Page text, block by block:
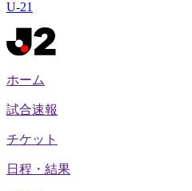
U-21
ホーム
試合速報
チケット
日程・結果